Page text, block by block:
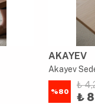
AKAYEV
%80
₺
₺